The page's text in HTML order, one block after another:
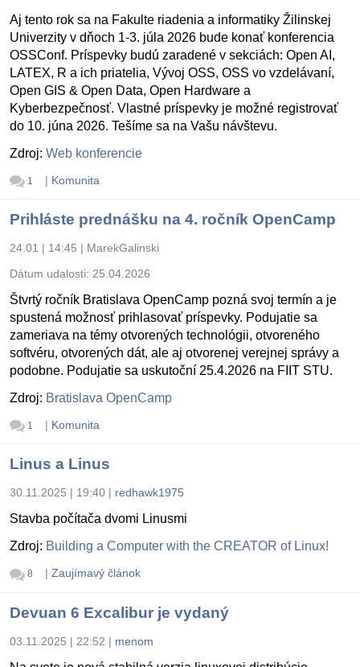
Aj tento rok sa na Fakulte riadenia a informatiky Žilinskej
Univerzity v dňoch 1-3. júla 2026 bude konať konferencia
OSSConf. Príspevky budú zaradené v sekciách: Open AI,
LATEX, R a ich priatelia, Vývoj OSS, OSS vo vzdelávaní,
Open GIS & Open Data, Open Hardware a
Kyberbezpečnosť. Vlastné príspevky je možné registrovať
do 10. júna 2026. Tešíme sa na Vašu návštevu.
Zdroj: Web konferencie
1 | Komunita
Prihláste prednášku na 4. ročník OpenCamp
24.01 | 14:45 | MarekGalinski
Dátum udalosti: 25.04.2026
Štvrtý ročník Bratislava OpenCamp pozná svoj termín a je
spustená možnosť prihlasovať príspevky. Podujatie sa
zameriava na témy otvorených technológii, otvoreného
softvéru, otvorených dát, ale aj otvorenej verejnej správy a
podobne. Podujatie sa uskutoční 25.4.2026 na FIIT STU.
Zdroj: Bratislava OpenCamp
1 | Komunita
Linus a Linus
30.11.2025 | 19:40 | redhawk1975
Stavba počítača dvomi Linusmi
Zdroj: Building a Computer with the CREATOR of Linux!
8 | Zaujímavý článok
Devuan 6 Excalibur je vydaný
03.11.2025 | 22:52 | menom